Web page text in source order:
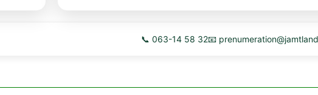
📞 063-14 58 32📧